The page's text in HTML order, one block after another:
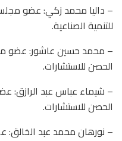
– داليا محمد زكي: عضو
للتنمية الصناعية.
– محمد حسين عاشور: عضو
الحصن للاستشارات.
– شيماء عباس عبد الرازق:
الحصن للاستشارات.
– نورهان محمد عبد